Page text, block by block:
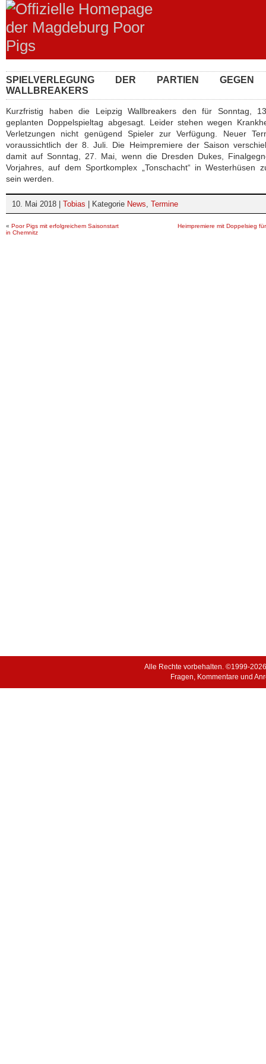
SPIELVERLEGUNG DER PARTIEN
WALLBREAKERS
Kurzfristig haben die Leipzig Wallbreakers den für Sonntag,
geplanten Doppelspieltag abgesagt. Leider stehen wegen
Verletzungen nicht genügend Spieler zur Verfügung. Neuer
voraussichtlich der 8. Juli. Die Heimpremiere der Saison
damit auf Sonntag, 27. Mai, wenn die Dresden Dukes,
Vorjahres, auf dem Sportkomplex „Tonschacht“ in Westerhüsen
sein werden.
10. Mai 2018 | Tobias | Kategorie News, Termine
« Poor Pigs mit erfolgreichem Saisonstart
in Chemnitz
Heimpremiere mit Doppelsieg
Alle Rechte vorbehalten. ©1999-
Fragen, Kommentare und